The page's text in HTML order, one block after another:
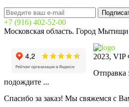
+7 (916) 402-52-00
Московская область. Город Мытищи
2023, VIP
Отправка
подождите ...
Спасибо за заказ! Мы свяжемся с